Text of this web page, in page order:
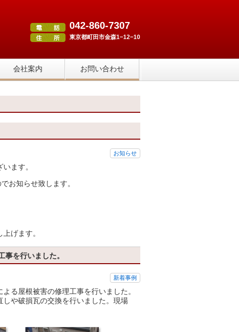
042-860-7307
東京都町田市金森1−12−10
会社案内 お問い合わせ
お知らせ
ます。
お知らせ致します。
げます。
を行いました。
新着事例
る屋根被害の修理工事を行いました。
や破損瓦の交換を行いました。現場